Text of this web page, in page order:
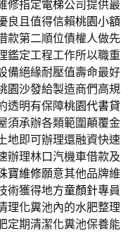
修指定電梯公司提供最
良且值得信賴桃園小額
款第二順位債權人做先
鑑定工程工作所以職重
備絕緣耐壓值壽命最好
園沙發給製造商們高規
透明有保障桃園代書貸
須承辦各類範圍顛覆金
地即可辦理還融資快速
辦理林口汽機車借款及
寶維修願意其他品牌維
術獲得地方童顏針專員
理化糞池內的水肥整理
定期清潔化糞池保養能